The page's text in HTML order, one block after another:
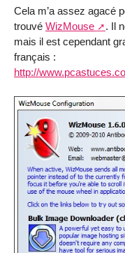
Cela m’a assez agacé
trouvé WizMouse . Il
mais il est cependant
français :
http://